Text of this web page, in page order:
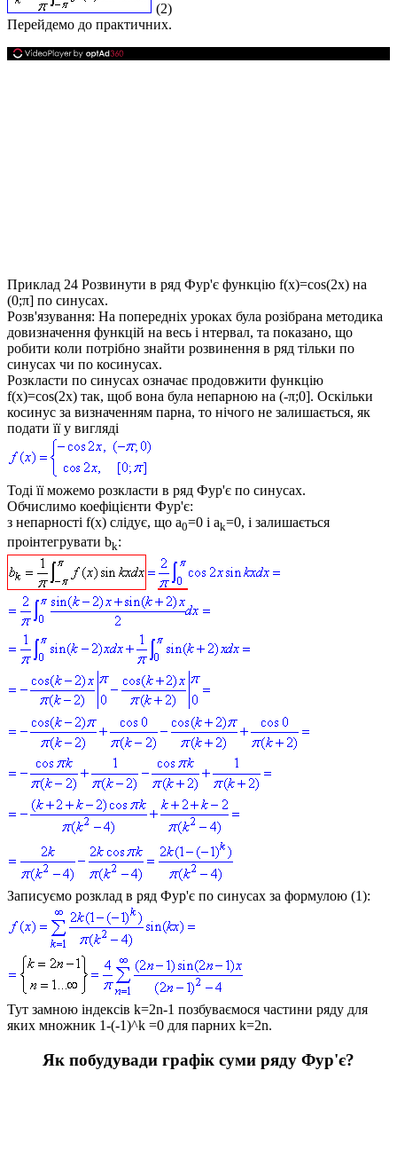
(2)
Перейдемо до практичних.
Приклад 24 Розвинути в ряд Фур'є функцію f(x)=cos(2x) на
(0;π] по синусах.
Розв'язування: На попередніх уроках була розібрана методика
довизначення функцій на весь і нтервал, та показано, що
робити коли потрібно знайти розвинення в ряд тільки по
синусах чи по косинусах.
Розкласти по синусах означає продовжити функцію
f(x)=cos(2x) так, щоб вона була непарною на (-π;0]. Оскільки
косинус за визначенням парна, то нічого не залишається, як
подати її у вигляді
Тоді її можемо розкласти в ряд Фур'є по синусах.
Обчислимо коефіцієнти Фур'є:
з непарності f(x) слідує, що a0=0 і ak=0, і залишається
проінтегрувати bk:
Записуємо розклад в ряд Фур'є по синусах за формулою (1):
Тут замною індексів k=2n-1 позбуваємося частини ряду для
яких множник 1-(-1)^k =0 для парних k=2n.
Як побудувади графік суми ряду Фур'є?